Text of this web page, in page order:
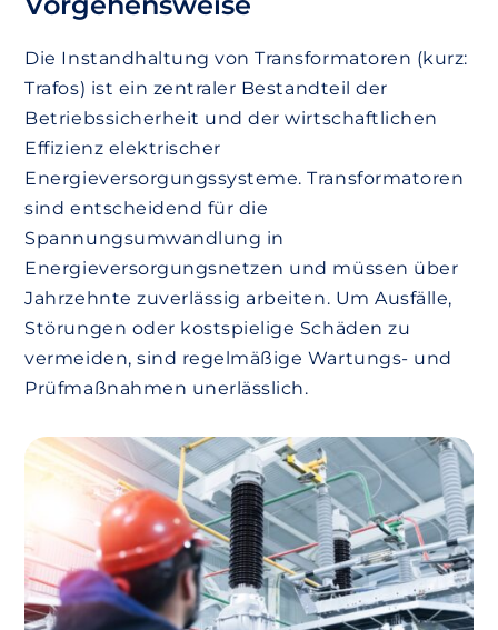
Die Instandhaltung von Transformatoren (kurz:
Trafos) ist ein zentraler Bestandteil der
Betriebssicherheit und der wirtschaftlichen
Effizienz elektrischer
Energieversorgungssysteme. Transformatoren
sind entscheidend für die
Spannungsumwandlung in
Energieversorgungsnetzen und müssen über
Jahrzehnte zuverlässig arbeiten. Um Ausfälle,
Störungen oder kostspielige Schäden zu
vermeiden, sind regelmäßige Wartungs- und
Prüfmaßnahmen unerlässlich.